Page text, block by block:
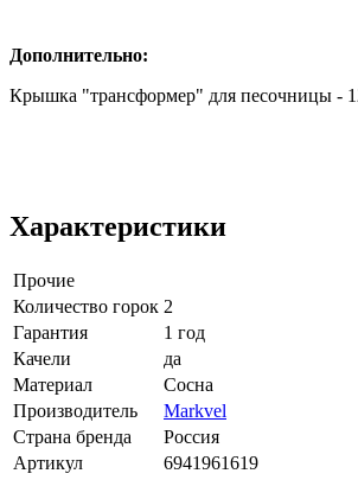
Дополнительно:
Крышка "трансформер" для песочницы -
Характеристики
Прочие
Количество горок 2
Гарантия
1 год
Качели
да
Материал
Сосна
Производитель
Markvel
Страна бренда
Россия
Артикул
6941961619